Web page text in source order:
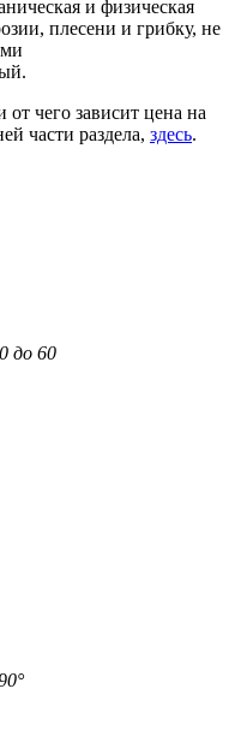
и физическая
плесени и грибку, не
чего зависит цена на
части раздела, здесь.
до 60